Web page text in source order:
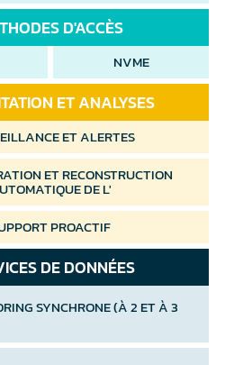
D'ACCÈS
NVME
ET ANALYSES
ET ALERTES
ET RECONSTRUCTION
DE L'
PROACTIF
DE DONNÉES
SYNCHRONE (À 2 ET À 3